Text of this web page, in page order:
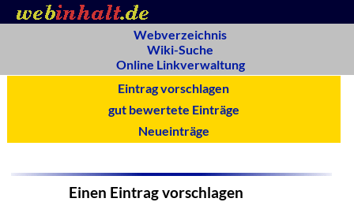
Webverzeichnis
Wiki-Suche
Online Linkverwaltung
Eintrag vorschlagen
gut bewertete Einträge
Neueinträge
Einen Eintrag vorschlagen